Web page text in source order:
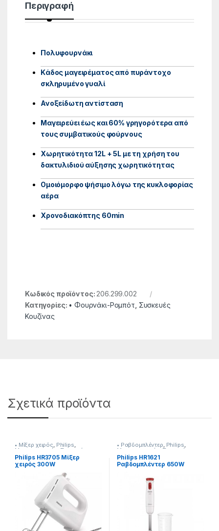
Περιγραφή
Πολυφουρνάκι
Kάδος μαγειρέματος από πυράντοχο
σκληρυμένο γυαλί
Ανοξείδωτη αντίσταση
Μαγειρεύει έως και 60% γρηγορότερα από
τους συμβατικούς φούρνους
Χωρητικότητα 12L + 5L με τη χρήση του
δακτυλιδιού αύξησης χωρητικότητας
Ομοιόμορφο ψήσιμο λόγω της κυκλοφορίας
αέρα
Χρονοδιακόπτης 60min
Κωδικός προϊόντος: 206.299.002
Κατηγορίες: • Φουρνάκι-Ρομπότ Συσκευές
Κουζίνας
Σχετικά προϊόντα
• Μίξερ χειρός, Philips,
Μικροσυσκευές Συσκευές
Κουζίνας
Philips HR3705 Μίξερ
χειρός 300W
• Ραβδομπλέντερ, Philips,
Μικροσυσκευές Συσκευές
Κουζίνας
Philips HR1621
Ραβδομπλέντερ 650W